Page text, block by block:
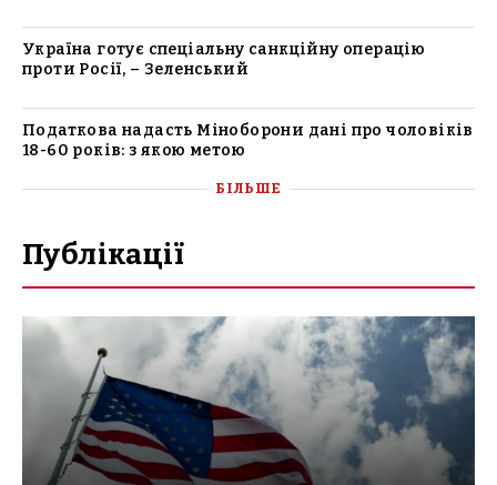
Україна готує спеціальну санкційну операцію
проти Росії, – Зеленський
Податкова надасть Міноборони дані про чоловіків
18-60 років: з якою метою
БІЛЬШЕ
Публікації